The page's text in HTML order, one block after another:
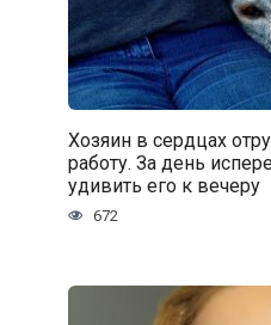
Хозяин в сердцах
работу. За день
удивить его к вечеру
672